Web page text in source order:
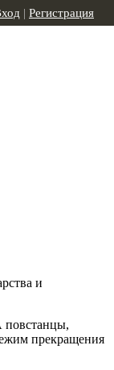
| Регистрация
и
повстанцы,
прекращения